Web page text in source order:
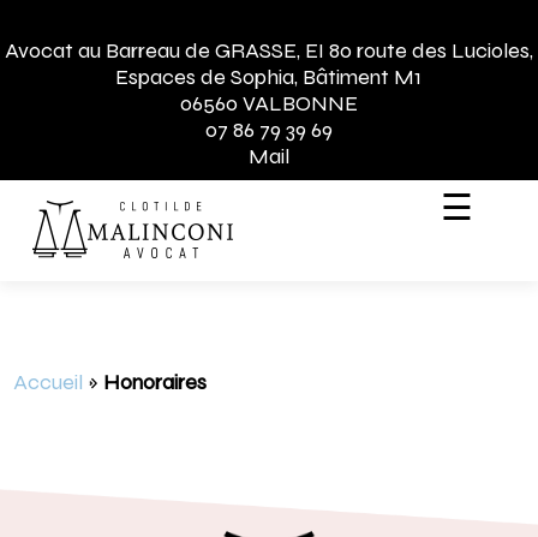
Avocat au Barreau de GRASSE, EI 80 route des Lucioles,
Espaces de Sophia, Bâtiment M1
06560 VALBONNE
07 86 79 39 69
Mail
☰
Accueil » Honoraires